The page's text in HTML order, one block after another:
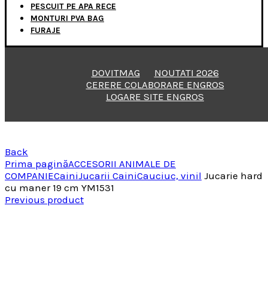
PESCUIT PE APA RECE
MONTURI PVA BAG
FURAJE
DOVITMAG
NOUTATI 2026
CERERE COLABORARE ENGROS
LOGARE SITE ENGROS
Back
Prima paginăACCESORII ANIMALE DE
COMPANIECainiJucarii CainiCauciuc, vinil Jucarie hard
cu maner 19 cm YM1531
Previous product